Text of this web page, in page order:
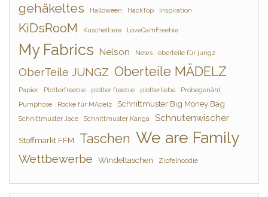
gehäkeltes Halloween HäckTop Inspiration
KiDsRooM Kuscheltiere LoveCamFreebie
My Fabrics Nelson News oberteile für jungz
OberTeile JUNGZ Oberteile MÄDELZ
Papier Plotterfreebie plotter freebie plotterliebe
Probegenäht
Pumphose
Röcke für MAdelz Schnittmuster Big Money Bag
Schnittmuster Jace Schnittmuster Kanga Schnutenwischer
Stoffmarkt FFM Taschen We are Family
Wettbewerbe Windeltaschen Zipfelhoodie